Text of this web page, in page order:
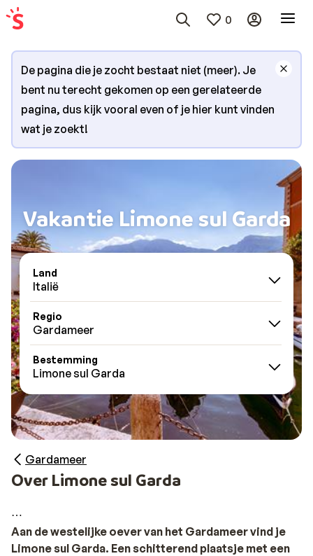
0
De pagina die je zocht bestaat niet (meer). Je
bent nu terecht gekomen op een gerelateerde
pagina, dus kijk vooral even of je hier kunt vinden
wat je zoekt!
Vakantie Limone sul Garda
Land
Italië
Regio
Gardameer
Bestemming
Limone sul Garda
Gardameer
Over Limone sul Garda
Aan de westelijke oever van het Gardameer vind je
Limone sul Garda. Een schitterend plaatsje met een